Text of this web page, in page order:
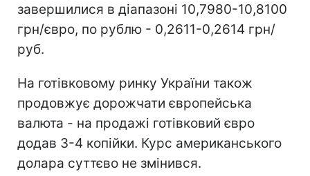
завершилися в діапазоні 10,7980-10,8100
грн/євро, по рублю - 0,2611-0,2614 грн/
руб.
На готівковому ринку України також
продовжує дорожчати європейська
валюта - на продажі готівковий євро
додав 3-4 копійки. Курс американського
долара суттєво не змінився.